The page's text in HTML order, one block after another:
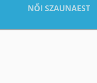
NŐI SZAUNAEST